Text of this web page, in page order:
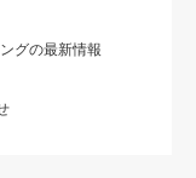
グの最新情報